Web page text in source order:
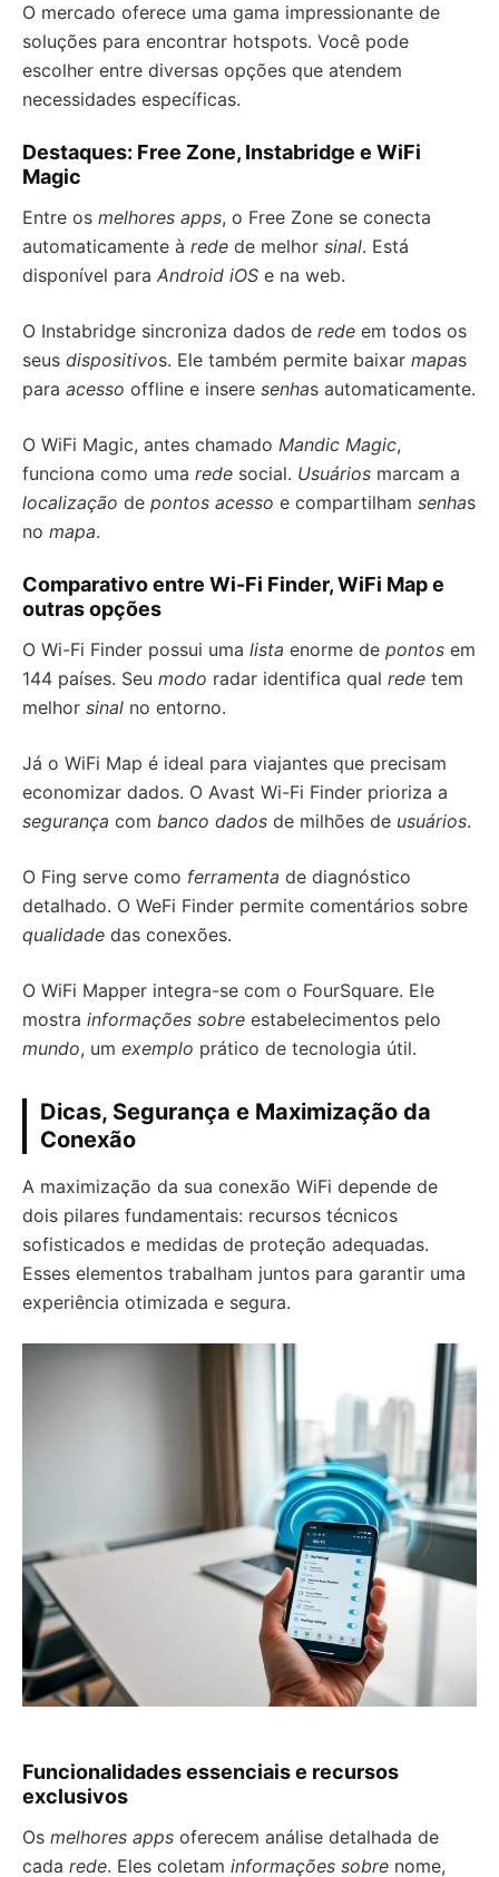
O mercado oferece uma gama impressionante de
soluções para encontrar hotspots. Você pode
escolher entre diversas opções que atendem
necessidades específicas.
Destaques: Free Zone, Instabridge e WiFi
Magic
Entre os melhores apps, o Free Zone se conecta
automaticamente à rede de melhor sinal. Está
disponível para Android iOS e na web.
O Instabridge sincroniza dados de rede em todos os
seus dispositivos. Ele também permite baixar mapas
para acesso offline e insere senhas automaticamente.
O WiFi Magic, antes chamado Mandic Magic,
funciona como uma rede social. Usuários marcam a
localização de pontos acesso e compartilham senhas
no mapa.
Comparativo entre Wi-Fi Finder, WiFi Map e
outras opções
O Wi-Fi Finder possui uma lista enorme de pontos em
144 países. Seu modo radar identifica qual rede tem
melhor sinal no entorno.
Já o WiFi Map é ideal para viajantes que precisam
economizar dados. O Avast Wi-Fi Finder prioriza a
segurança com banco dados de milhões de usuários.
O Fing serve como ferramenta de diagnóstico
detalhado. O WeFi Finder permite comentários sobre
qualidade das conexões.
O WiFi Mapper integra-se com o FourSquare. Ele
mostra informações sobre estabelecimentos pelo
mundo, um exemplo prático de tecnologia útil.
Dicas, Segurança e Maximização da
Conexão
A maximização da sua conexão WiFi depende de
dois pilares fundamentais: recursos técnicos
sofisticados e medidas de proteção adequadas.
Esses elementos trabalham juntos para garantir uma
experiência otimizada e segura.
Funcionalidades essenciais e recursos
exclusivos
Os melhores apps oferecem análise detalhada de
cada rede. Eles coletam informações sobre nome,